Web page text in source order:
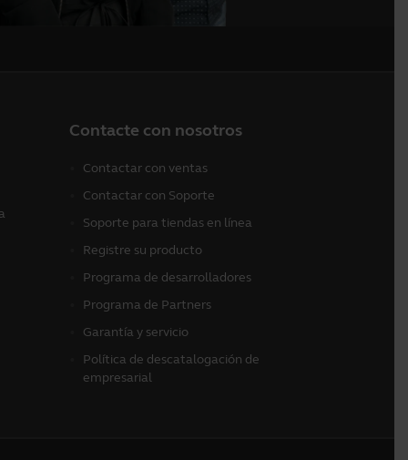
Contacte con nosotros
Contactar con ventas
Contactar con Soporte
Soporte para tiendas en línea
Registre su producto
Programa de desarrolladores
Programa de Partners
Garantía y servicio
Política de descatalogación de
empresarial